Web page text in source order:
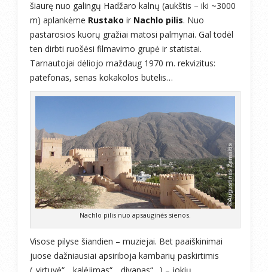
šiaurę nuo galingų Hadžaro kalnų (aukštis – iki ~3000
m) aplankėme Rustako ir Nachlo pilis. Nuo
pastarosios kuorų gražiai matosi palmynai. Gal todėl
ten dirbti ruošėsi filmavimo grupė ir statistai.
Tarnautojai dėliojo maždaug 1970 m. rekvizitus:
patefonas, senas kokakolos butelis…
Nachlo pilis nuo apsauginės sienos.
Visose pilyse šiandien – muziejai. Bet paaiškinimai
juose dažniausiai apsiriboja kambarių paskirtimis